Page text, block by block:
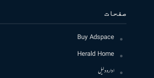
صفحات
Buy Adspace
Herald Home
ادارہ دلیل